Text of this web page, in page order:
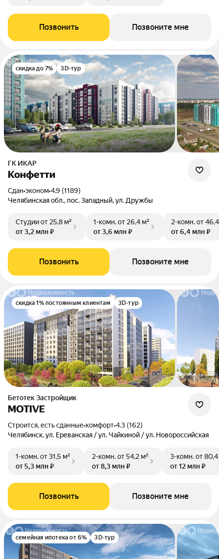
Позвонить Позвоните мне
скидка до 7% 3D-тур
ГК ИКАР
Конфетти
Сдан•эконом•4.9 (1189)
Челябинская обл., пос. Западный, ул. Дружбы
Студииот 25,8 м²
от 3,2 млн ₽
1-комн.от 26,4 м²
от 3,6 млн ₽
2-комн.от
от 6,4 млн ₽
Позвонить Позвоните мне
скидка 1% постоянным клиентам 3D-тур
Бетотек Застройщик
MOTIVE
Строится, есть сданные•комфорт•4.3 (162)
Челябинск, ул. Ереванская / ул. Чайкиной / ул. Новороссийская
1-комн.от 31,5 м²
от 5,3 млн ₽
2-комн.от 54,2 м²
от 8,3 млн ₽
3-комн.от
от 12 млн ₽
Позвонить Позвоните мне
семейная ипотека от 6% 3D-тур